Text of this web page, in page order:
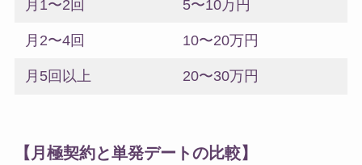
月1〜2回 5〜10万円
月2〜4回 10〜20万円
月5回以上 20〜30万円
【月極契約と単発デートの比較】